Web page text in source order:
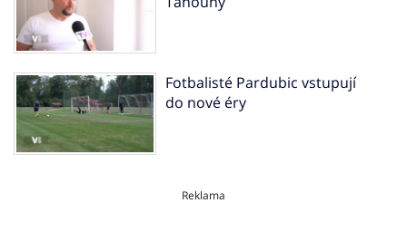
Fotbalisté Pardubic vstupují
do nové éry
Reklama